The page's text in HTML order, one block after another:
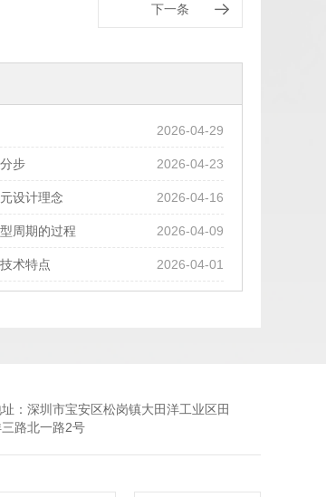
下一条
2026-04-29
2026-04-23
步
2026-04-16
设计理念
2026-04-09
周期的过程
2026-04-01
术特点
：深圳市宝安区松岗镇大田洋工业区田
路北一路2号